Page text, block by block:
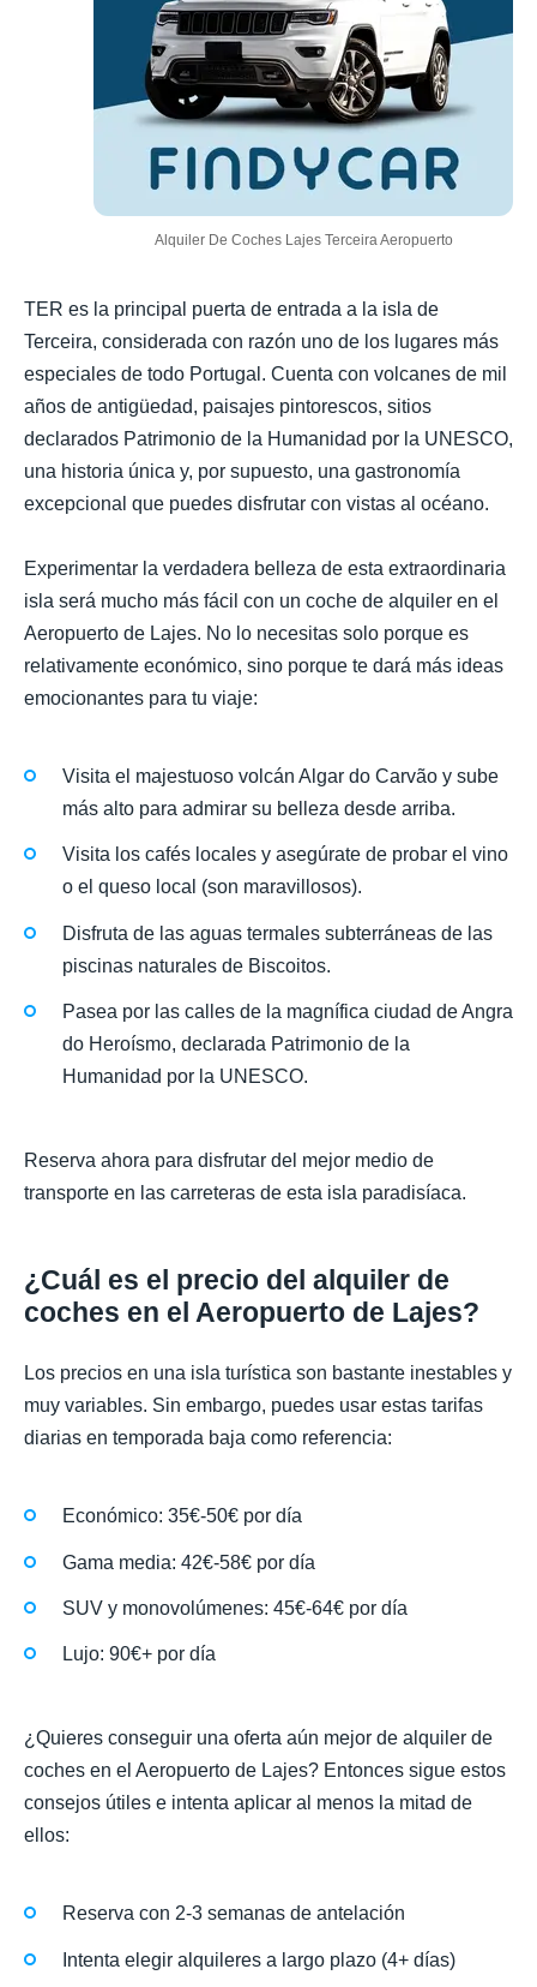
Alquiler De Coches Lajes Terceira Aeropuerto
TER es la principal puerta de entrada a la isla de
Terceira, considerada con razón uno de los lugares más
especiales de todo Portugal. Cuenta con volcanes de mil
años de antigüedad, paisajes pintorescos, sitios
declarados Patrimonio de la Humanidad por la UNESCO,
una historia única y, por supuesto, una gastronomía
excepcional que puedes disfrutar con vistas al océano.
Experimentar la verdadera belleza de esta extraordinaria
isla será mucho más fácil con un coche de alquiler en el
Aeropuerto de Lajes. No lo necesitas solo porque es
relativamente económico, sino porque te dará más ideas
emocionantes para tu viaje:
Visita el majestuoso volcán Algar do Carvão y sube
más alto para admirar su belleza desde arriba.
Visita los cafés locales y asegúrate de probar el vino
o el queso local (son maravillosos).
Disfruta de las aguas termales subterráneas de las
piscinas naturales de Biscoitos.
Pasea por las calles de la magnífica ciudad de Angra
do Heroísmo, declarada Patrimonio de la
Humanidad por la UNESCO.
Reserva ahora para disfrutar del mejor medio de
transporte en las carreteras de esta isla paradisíaca.
¿Cuál es el precio del alquiler de
coches en el Aeropuerto de Lajes?
Los precios en una isla turística son bastante inestables y
muy variables. Sin embargo, puedes usar estas tarifas
diarias en temporada baja como referencia:
Económico: 35€-50€ por día
Gama media: 42€-58€ por día
SUV y monovolúmenes: 45€-64€ por día
Lujo: 90€+ por día
¿Quieres conseguir una oferta aún mejor de alquiler de
coches en el Aeropuerto de Lajes? Entonces sigue estos
consejos útiles e intenta aplicar al menos la mitad de
ellos:
Reserva con 2-3 semanas de antelación
Intenta elegir alquileres a largo plazo (4+ días)